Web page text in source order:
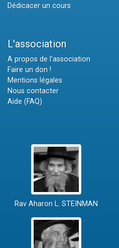
Dédicacer un cours
L'association
A propos de l'association
Faire un don !
Mentions légales
Nous contacter
Aide (FAQ)
Rav Aharon L. STEINMAN